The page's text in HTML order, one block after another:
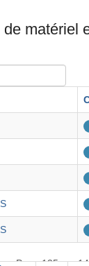
matériel
Page 135 sur